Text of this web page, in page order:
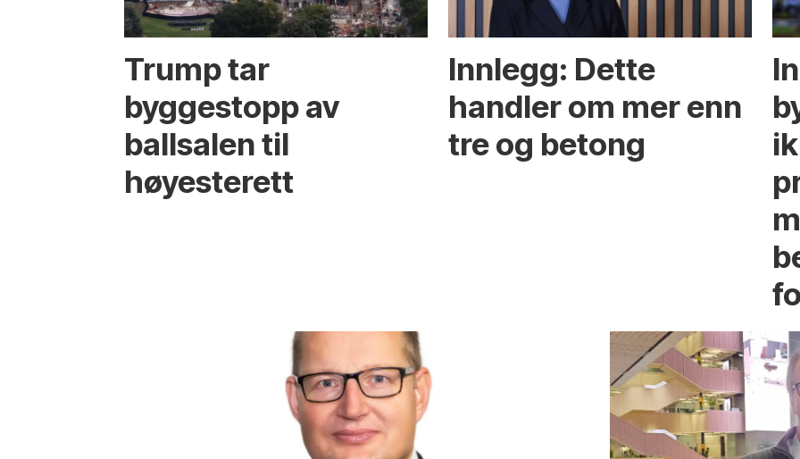
Trump tar
byggestopp av
ballsalen til
høyesterett
Innlegg: Dette
handler om mer enn
tre og betong